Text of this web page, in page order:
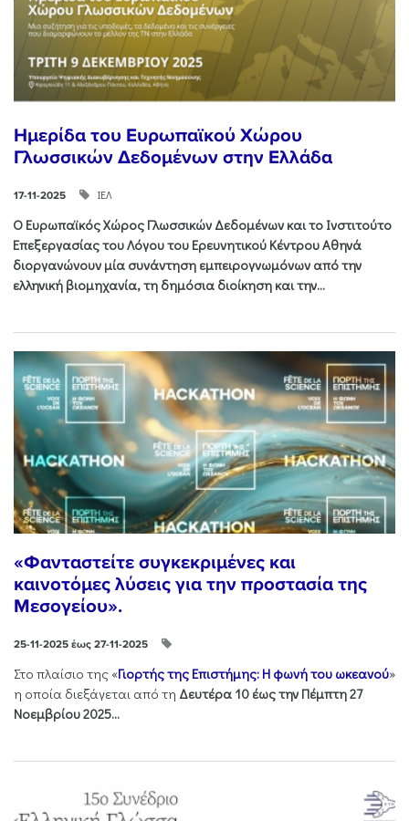
Ημερίδα του Ευρωπαϊκού Χώρου
Γλωσσικών Δεδομένων στην Ελλάδα
17-11-2025 ΙΕΛ
Ο Ευρωπαϊκός Χώρος Γλωσσικών Δεδομένων και το Ινστιτούτο
Επεξεργασίας του Λόγου του Ερευνητικού Κέντρου Αθηνά
διοργανώνουν μία συνάντηση εμπειρογνωμόνων από την
ελληνική βιομηχανία, τη δημόσια διοίκηση και την...
«Φανταστείτε συγκεκριμένες και
καινοτόμες λύσεις για την προστασία της
Μεσογείου».
25-11-2025 έως 27-11-2025
Στo πλαίσιo της «Γιορτής της Επιστήμης: Η φωνή του ωκεανού»
η οποία διεξάγεται από τη Δευτέρα 10 έως την Πέμπτη 27
Νοεμβρίου 2025...